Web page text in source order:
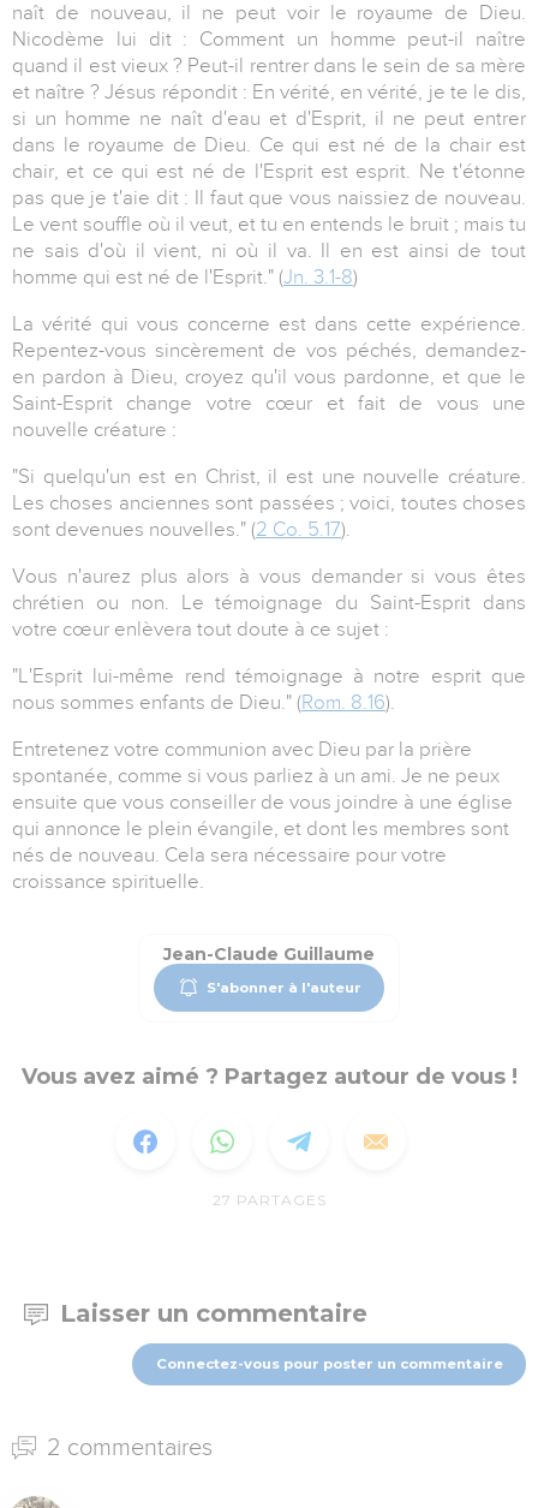
naît de nouveau, il ne peut voir le royaume de Dieu.
Nicodème lui dit : Comment un homme peut-il naître
quand il est vieux ? Peut-il rentrer dans le sein de sa mère
et naître ? Jésus répondit : En vérité, en vérité, je te le dis,
si un homme ne naît d'eau et d'Esprit, il ne peut entrer
dans le royaume de Dieu. Ce qui est né de la chair est
chair, et ce qui est né de l'Esprit est esprit. Ne t'étonne
pas que je t'aie dit : Il faut que vous naissiez de nouveau.
Le vent souffle où il veut, et tu en entends le bruit ; mais tu
ne sais d'où il vient, ni où il va. Il en est ainsi de tout
homme qui est né de l'Esprit." (Jn. 3.1-8)
La vérité qui vous concerne est dans cette expérience.
Repentez-vous sincèrement de vos péchés, demandez-
en pardon à Dieu, croyez qu'il vous pardonne, et que le
Saint-Esprit change votre cœur et fait de vous une
nouvelle créature :
"Si quelqu'un est en Christ, il est une nouvelle créature.
Les choses anciennes sont passées ; voici, toutes choses
sont devenues nouvelles." (2 Co. 5.17).
Vous n'aurez plus alors à vous demander si vous êtes
chrétien ou non. Le témoignage du Saint-Esprit dans
votre cœur enlèvera tout doute à ce sujet :
"L'Esprit lui-même rend témoignage à notre esprit que
nous sommes enfants de Dieu." (Rom. 8.16).
Entretenez votre communion avec Dieu par la prière
spontanée, comme si vous parliez à un ami. Je ne peux
ensuite que vous conseiller de vous joindre à une église
qui annonce le plein évangile, et dont les membres sont
nés de nouveau. Cela sera nécessaire pour votre
croissance spirituelle.
Jean-Claude Guillaume
S'abonner à l'auteur
Vous avez aimé ? Partagez autour de vous !
27 PARTAGES
Laisser un commentaire
Connectez-vous pour poster un commentaire
2 commentaires